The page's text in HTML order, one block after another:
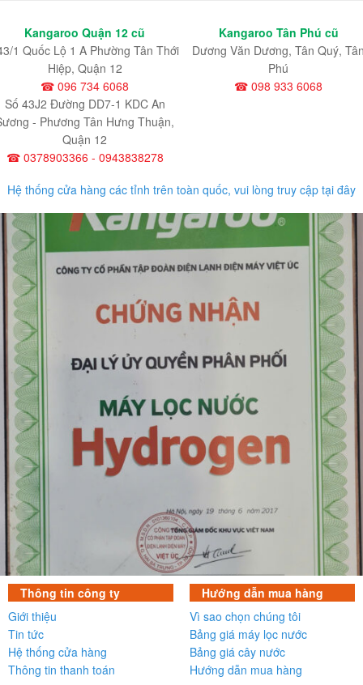
Kangaroo Quận 12 cũ
1 Quốc Lộ 1 A Phường Tân Thới
Hiệp, Quận 12
☎ 096 734 6068
Số 43J2 Đường DD7-1 KDC An
- Phương Tân Hưng Thuận,
Quận 12
☎ 0378903366 - 0943838278
Kangaroo Tân Phú cũ
Dương Văn Dương, Tân Quý,
Phú
☎ 098 933 6068
Hệ thống cửa hàng các tỉnh trên toàn quốc, vui lòng truy cập tại đây
Thông tin công ty
Giới thiệu
Tin tức
Hệ thống cửa hàng
Thông tin thanh toán
Hướng dẫn mua hàng
Vì sao chọn chúng tôi
Bảng giá máy lọc nước
Bảng giá cây nước
Hướng dẫn mua hàng